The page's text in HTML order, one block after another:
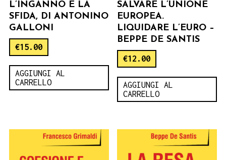
L’INGANNO E LA
SFIDA, DI ANTONINO
GALLONI
€15.00
AGGIUNGI AL
CARRELLO
SALVARE L’UNIONE
EUROPEA.
LIQUIDARE L’EURO –
BEPPE DE SANTIS
€12.00
AGGIUNGI AL
CARRELLO